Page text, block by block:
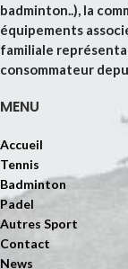
badminton..), la
équipements
familiale
consommateur
MENU
Accueil
Tennis
Badminton
Padel
Autres Sport
Contact
News